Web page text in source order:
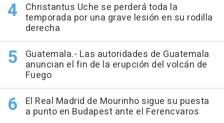
Christantus Uche se perderá toda la
temporada por una grave lesión en su rodilla
derecha
Guatemala.- Las autoridades de Guatemala
anuncian el fin de la erupción del volcán de
Fuego
El Real Madrid de Mourinho sigue su puesta
a punto en Budapest ante el Ferencvaros